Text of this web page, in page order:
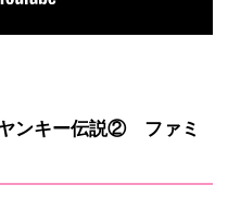
ンキー伝説② ファミ